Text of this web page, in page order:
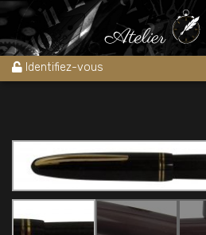
Identifiez-vous
Accueil » Boutique Stylos » Superbe
rare couleur bordeaux 1940’s